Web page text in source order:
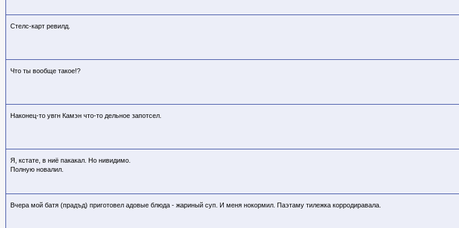
Стелс-карт ревилд.
Что ты вообще такое!?
Наконец-то увгн Камэн что-то дельное запотсел.
Я, кстате, в ниё пакакал. Но нивидимо.
Полную новалил.
Вчера мой батя (прадъд) приготовел адовые блюда - жариный суп. И меня нокормил. Паэтаму тилежка корродиравала.